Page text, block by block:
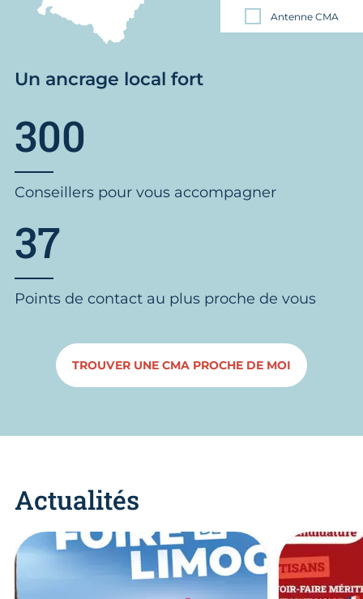
Antenne CMA
Un ancrage local fort
300
Conseillers pour vous accompagner
37
Points de contact au plus proche de vous
TROUVER UNE CMA PROCHE DE MOI
Actualités